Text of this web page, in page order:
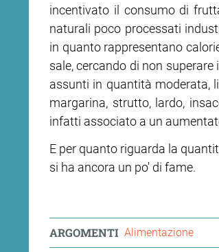
incentivato il consumo di
naturali poco processati
in quanto rappresentano
sale, cercando di non
assunti in quantità moderata,
margarina, strutto, lardo,
infatti associato a un
E per quanto riguarda la
si ha ancora un po' di fame.
ARGOMENTI Alimentazione